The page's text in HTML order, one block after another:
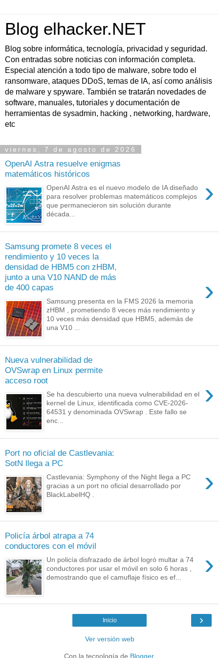
Blog elhacker.NET
Blog sobre informática, tecnología, privacidad y seguridad.
Con entradas sobre noticias con información completa.
Especial atención a todo tipo de malware, sobre todo el
ransomware, ataques DDoS, temas de IA, así como análisis
de malware y spyware. También se tratarán novedades de
software, manuales, tutoriales y documentación de
herramientas de sysadmin, hacking , networking, hardware,
etc
viernes, 7 de agosto de 2026
OpenAI Astra resuelve enigmas
matemáticos históricos
›
OpenAI Astra es el nuevo modelo de IA diseñado
para resolver problemas matemáticos complejos
que permanecieron sin solución durante
década...
Samsung promete 8 veces el
rendimiento y 10 veces la
densidad de HBM5 con zHBM,
junto a una V10 NAND de más
de 400 capas
›
Samsung presenta en la FMS 2026 la memoria
zHBM , prometiendo 8 veces más rendimiento y
10 veces más densidad que HBM5, además de
una V10 ...
Nueva vulnerabilidad de
OVSwrap en Linux permite
acceso root
›
Se ha descubierto una nueva vulnerabilidad en el
kernel de Linux, identificada como CVE-2026-
64531 y denominada OVSwrap . Este fallo se
enc...
Port no oficial de Castlevania:
SotN llega a PC
›
Castlevania: Symphony of the Night llega a PC
gracias a un port no oficial desarrollado por
BlackLabelHQ .
Policía árbol atrapa a 74
conductores con el móvil
›
Un policía disfrazado de árbol logró multar a 74
conductores por usar el móvil en solo 6 horas ,
demostrando que el camuflaje físico es ef...
›
Inicio
Ver versión web
Con la tecnología de Blogger.